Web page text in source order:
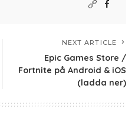
NEXT ARTICLE
Epic Games Store /
Fortnite på Android & iOS
(ladda ner)